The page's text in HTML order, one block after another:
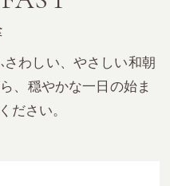
わしい、やさしい和朝
、穏やかな一日の始ま
ださい。